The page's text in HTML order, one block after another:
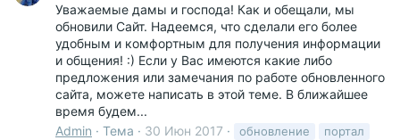
Уважаемые дамы и господа! Как и обещали, мы
обновили Сайт. Надеемся, что сделали его более
удобным и комфортным для получения информации
и общения! :) Если у Вас имеются какие либо
предложения или замечания по работе обновленного
сайта, можете написать в этой теме. В ближайшее
время будем...
Admin
Тема 30 Июн 2017 обновление
портал